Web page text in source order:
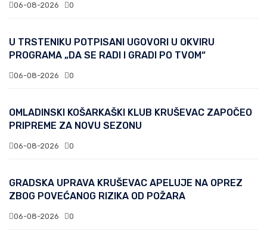
06-08-2026 0
U TRSTENIKU POTPISANI UGOVORI U OKVIRU
PROGRAMA „DA SE RADI I GRADI PO TVOM“
06-08-2026 0
OMLADINSKI KOŠARKAŠKI KLUB KRUŠEVAC ZAPOČEO
PRIPREME ZA NOVU SEZONU
06-08-2026 0
GRADSKA UPRAVA KRUŠEVAC APELUJE NA OPREZ
ZBOG POVEĆANOG RIZIKA OD POŽARA
06-08-2026 0